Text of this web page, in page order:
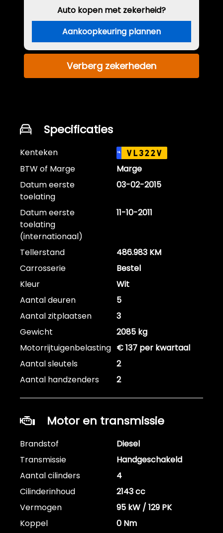
Auto kopen met zekerheid?
Aankoopkeuring plannen
Verberg zekerheden
Specificaties
Kenteken NL VL322V
BTW of Marge
Marge
Datum eerste
toelating
03-02-2015
Datum eerste
toelating
(internationaal)
11-10-2011
Tellerstand
486.983 KM
Carrosserie
Bestel
Kleur
Wit
Aantal deuren
5
Aantal zitplaatsen
3
Gewicht
2085 kg
Motorrijtuigenbelasting € 137 per kwartaal
Aantal sleutels
2
Aantal handzenders
2
Motor en transmissie
Brandstof
Diesel
Transmissie
Handgeschakeld
Aantal cilinders
4
Cilinderinhoud
2143 cc
Vermogen
95 kW / 129 PK
Koppel
0 Nm